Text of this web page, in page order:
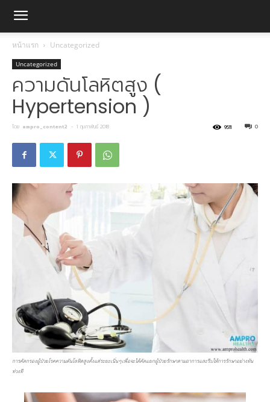
หน้าแรก Uncategorized
Uncategorized
ความดันโลหิตสูง (
Hypertension )
โดย ampro_content2 - 1 กุมภาพันธ์ 2018 0
9511
การคัดกรองผู้ป่วยโรคความดันโลหิตสูงตั้งแต่ระยะเนิ่นๆเพื่อจะได้คัดแยกผู้ป่วยรักษาตามอาการและรีบให้การรักษาอย่างทัน
ท่วงที